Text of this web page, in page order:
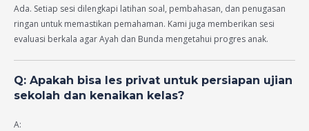
Ada. Setiap sesi dilengkapi latihan soal, pembahasan, dan penugasan
ringan untuk memastikan pemahaman. Kami juga memberikan sesi
evaluasi berkala agar Ayah dan Bunda mengetahui progres anak.
Q: Apakah bisa les privat untuk persiapan ujian
sekolah dan kenaikan kelas?
A: